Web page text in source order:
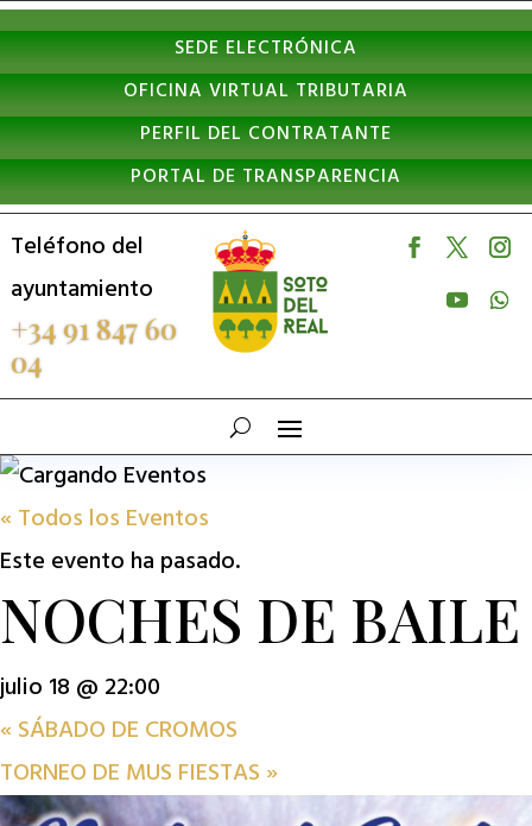
Nota:
este
sitio
web
incluye
un
sistema
de
accesibilidad.
SEDE ELECTRÓNICA
OFICINA VIRTUAL TRIBUTARIA
PERFIL DEL CONTRATANTE
PORTAL DE TRANSPARENCIA
Teléfono del
ayuntamiento
+34 91 847 60
04
« Todos los Eventos
Este evento ha pasado.
NOCHES DE BAILE
julio 18 @ 22:00
«SÁBADO DE CROMOS
TORNEO DE MUS FIESTAS »